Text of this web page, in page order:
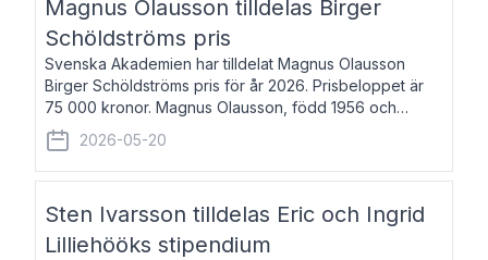
Magnus Olausson tilldelas Birger
Schöldströms pris
Svenska Akademien har tilldelat Magnus Olausson
Birger Schöldströms pris för år 2026. Prisbeloppet är
75 000 kronor. Magnus Olausson, född 1956 och
bosatt i Stockholm, är konstvetare, museiman och
hovman. Han disputerade 1993 vid Uppsala un
2026-05-20
Sten Ivarsson tilldelas Eric och Ingrid
Lilliehööks stipendium